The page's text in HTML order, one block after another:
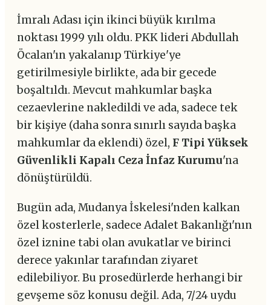
İmralı Adası için ikinci büyük kırılma
noktası 1999 yılı oldu. PKK lideri Abdullah
Öcalan'ın yakalanıp Türkiye'ye
getirilmesiyle birlikte, ada bir gecede
boşaltıldı. Mevcut mahkumlar başka
cezaevlerine nakledildi ve ada, sadece tek
bir kişiye (daha sonra sınırlı sayıda başka
mahkumlar da eklendi) özel, F Tipi Yüksek
Güvenlikli Kapalı Ceza İnfaz Kurumu'na
dönüştürüldü.
Bugün ada, Mudanya İskelesi'nden kalkan
özel kosterlerle, sadece Adalet Bakanlığı'nın
özel iznine tabi olan avukatlar ve birinci
derece yakınlar tarafından ziyaret
edilebiliyor. Bu prosedürlerde herhangi bir
gevşeme söz konusu değil. Ada, 7/24 uydu